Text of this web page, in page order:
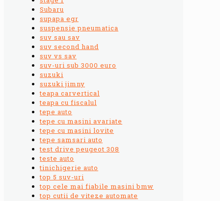
Subaru
supapa egr
suspensie pneumatica
suv sau sav
suv second hand
suv vs sav
suv-uri sub 3000 euro
suzuki
suzuki jimny
teapa carvertical
teapa cu fiscalul
tepe auto
tepe cu masini avariate
tepe cu masini lovite
tepe samsari auto
test drive peugeot 308
teste auto
tinichigerie auto
top 5 suv-uri
top cele mai fiabile masini bmw
top cutii de viteze automate